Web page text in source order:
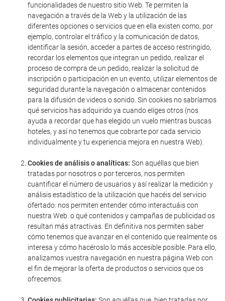
funcionalidades de nuestro sitio Web. Te permiten la
navegación a través de la Web y la utilización de las
diferentes opciones o servicios que en ella existen como, por
ejemplo, controlar el tráfico y la comunicación de datos,
identificar la sesión, acceder a partes de acceso restringido,
recordar los elementos que integran un pedido, realizar el
proceso de compra de un pedido, realizar la solicitud de
inscripción o participación en un evento, utilizar elementos de
seguridad durante la navegación o almacenar contenidos
para la difusión de videos o sonido. Sin cookies no sabríamos
qué servicios has adquirido ya cuando eliges otros (nos
ayuda a recordar que has elegido un vuelo mientras buscas
hoteles, y así no tenemos que cobrarte por cada servicio
individualmente y tu experiencia mejora en nuestra Web).
Cookies de análisis o analíticas: Son aquéllas que bien
tratadas por nosotros o por terceros, nos permiten
cuantificar el número de usuarios y así realizar la medición y
análisis estadístico de la utilización que hacéis del servicio
ofertado: nos permiten entender cómo interactuáis con
nuestra Web. o qué contenidos y campañas de publicidad os
resultan más atractivas. En definitiva nos permiten saber
cómo tenemos que avanzar en el contenido que realmente os
interesa y cómo hacéroslo lo más accesible posible. Para ello,
analizamos vuestra navegación en nuestra página Web con
el fin de mejorar la oferta de productos o servicios que os
ofrecemos.